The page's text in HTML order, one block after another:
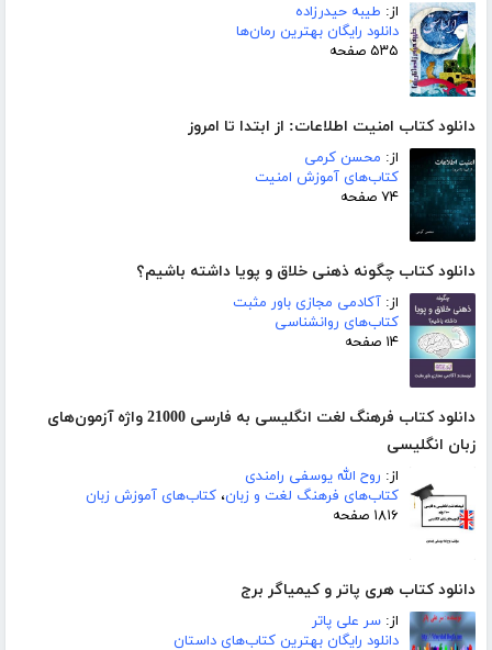
از: طیبه حیدرزاده
دانلود رایگان بهترین رمان‌ها
۵۳۵ صفحه
دانلود کتاب امنیت اطلاعات: از ابتدا تا امروز
از: محسن کرمی
کتاب‌های آموزش امنیت
۷۴ صفحه
دانلود کتاب چگونه ذهنی خلاق و پویا داشته باشیم؟
از: آکادمی مجازی باور مثبت
کتاب‌های روانشناسی
۱۴ صفحه
دانلود کتاب فرهنگ لغت انگلیسی به فارسی 21000 واژه آزمون‌های
زبان انگلیسی
از: روح الله یوسفی رامندی
کتاب‌های فرهنگ لغت و زبان، کتاب‌های آموزش زبان
۱۸۱۶ صفحه
دانلود کتاب هری پاتر و کیمیاگر برج
از: سر علی پاتر
دانلود رایگان بهترین کتاب‌های داستان